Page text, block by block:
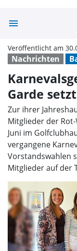
menu
Nachrichten
Veröffentlicht am
Garde
Zur ihrer
Mitglieder der
Juni im
vergangene
Vorstandswahlen
Mitglieder auf der